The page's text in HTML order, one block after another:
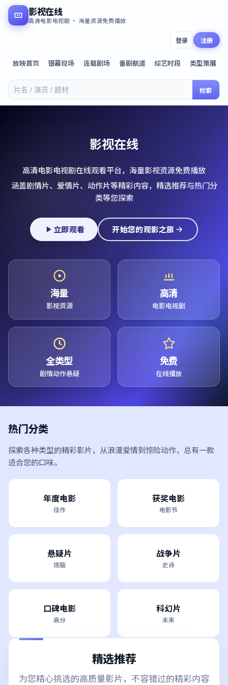
影视在线
高清电影电视剧 · 海量资源免费播放
放映首页 银幕现场 连载剧场 番剧航道 综艺时段 类型策展
检索
登录 注册
影视在线
高清电影电视剧在线观看平台，海量影视资源免费播放
涵盖剧情片、爱情片、动作片等精彩内容，精选推荐与热门分
类等您探索
立即观看 开始您的观影之旅
海量
影视资源
高清
电影电视剧
全类型
剧情动作悬疑
免费
在线播放
热门分类
探索各种类型的精彩影片，从浪漫爱情到惊险动作，总有一款
适合您的口味。
年度电影
佳作
获奖电影
电影节
悬疑片
烧脑
战争片
史诗
口碑电影
高分
科幻片
未来
精选推荐
为您精心挑选的高质量影片，不容错过的精彩内容